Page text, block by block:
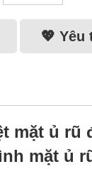
💖 Yêu
mặt ủ rũ
mặt ủ